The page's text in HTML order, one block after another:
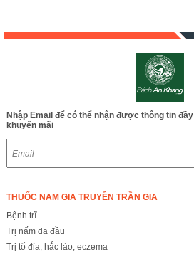
Nhập Email để có thể nhận được thông tin
khuyến mãi
THUỐC NAM GIA TRUYỀN TRẦN GIA
Bệnh trĩ
Trị nấm da đầu
Trị tổ đỉa, hắc lào, eczema